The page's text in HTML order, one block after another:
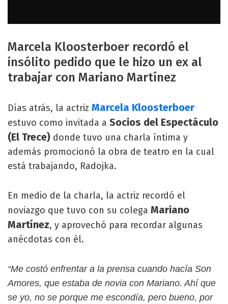
Marcela Kloosterboer recordó el
insólito pedido que le hizo un ex al
trabajar con Mariano Martínez
Días atrás, la actriz Marcela Kloosterboer
estuvo como invitada a Socios del Espectáculo
(El Trece) donde tuvo una charla íntima y
además promocionó la obra de teatro en la cual
está trabajando, Radojka.
En medio de la charla, la actriz recordó el
noviazgo que tuvo con su colega Mariano
Martínez, y aprovechó para recordar algunas
anécdotas con él.
“Me costó enfrentar a la prensa cuando hacía Son
Amores, que estaba de novia con Mariano. Ahí que
se yo, no se porque me escondía, pero bueno, por